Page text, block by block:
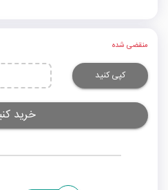
منقضی شده
کپی کنید
خرید